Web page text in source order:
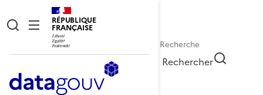
RÉPUBLIQUE
FRANÇAISE
Rechercher